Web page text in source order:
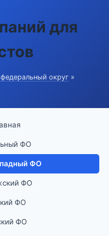
для
округ »
ФО
ФО
ФО
ФО
ФО